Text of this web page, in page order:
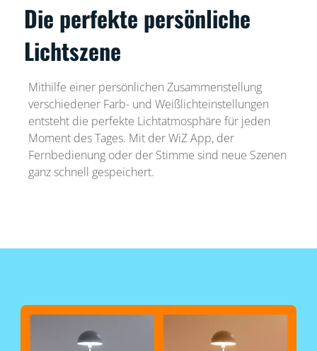
Die perfekte persönliche
Lichtszene
Mithilfe einer persönlichen Zusammenstellung
verschiedener Farb- und Weißlichteinstellungen
entsteht die perfekte Lichtatmosphäre für jeden
Moment des Tages. Mit der WiZ App, der
Fernbedienung oder der Stimme sind neue Szenen
ganz schnell gespeichert.